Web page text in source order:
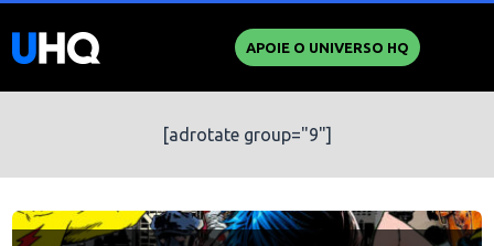
APOIE O UNIVERSO HQ
[adrotate group="9"]